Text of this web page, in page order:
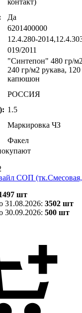
Да
6201400000
12.4.280-
019/2011
"Синтепон" 480 гр/
240 гр/м2 рукава,
капюшон
РОССИЯ
1.5
Маркировка ЧЗ
Факел
СОП
шт
31.08.2026: 3502 шт
30.09.2026: 500 шт